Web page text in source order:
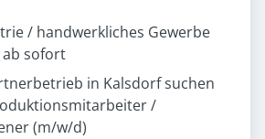
/ handwerkliches Gewerbe
ab sofort
in Kalsdorf suchen
/
(m/w/d)